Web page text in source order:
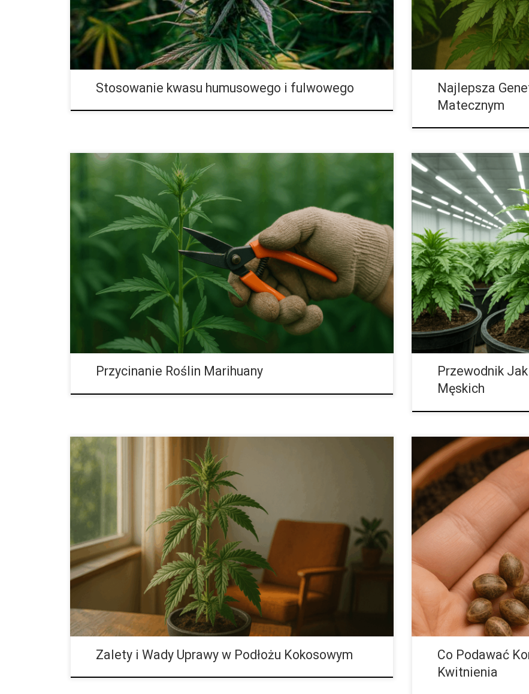
humusowy od kwasu fulwowego, jak stosować […]
Stosowanie kwasu humusowego i fulwowego
siewkami, zasady świadomej
Najlepsza
Matecznym
Przycinanie konopi – trening wysokostresowy (HST) kontra umiarkowane metody
Przycinanie konopi to jeden z najważniejszych elementów pielęgnacji, który wpływa
na zdrowie roślin i wielkość plonów. Umiejętne stosowanie technik defoliacji
umożliwia lepsze wykorzystanie światła, poprawia cyrkulację powietrza i pozwala
roślinie skoncentrować energię na produkcji większych i bardziej aromatycznych
kwiatów. W uprawach stosuje się zarówno umiarkowane, bezpieczne metody, jak i
bardziej zaawansowane techniki treningu wysokostresowego (HST). W artykule
porównamy różne podejścia, wskażemy […]
Przycinanie Roślin Marihuany
Płeć roślin: kompletny
początkujący hodowca zdaje
siebie to jeden z kluczowych
najbardziej pożądane,
aktywne. Rośliny męskie
poprzez zapylenie samic.
efektywną selekcję […]
Przewodnik
Męskich
Zalety i Wady Uprawy w Kokosowym Podłożu Coco Coir Wielu hodowców
hydroponicznych i glebowych wybiera włókno kokosowe (coco coir) z różnych
powodów. Aby jednak osiągnąć dobre efekty, trzeba zwracać uwagę na istotne
szczegóły. Kluczowe znaczenie ma sposób produkcji podłoża, jego właściwości
oraz odpowiednie nawożenie. Zarządzanie składnikami odżywczymi jest szczególnie
ważne w przypadku coco coir. W tym artykule przybliżymy wszystkie niezbędne
informacje dotyczące tego medium oraz wyjaśnimy, jak właściwe nawozy pomagają
[…]
Zalety i Wady Uprawy w Podłożu Kokosowym
Co Podawać Konopiom w
Smaczniejsze i Mocniejsze
cała praca hodowcy może
zmarnowana. To czas, w
liści i pędów, a całą swoją
najwyższe stężenia
moc, aromat i […]
Co Podawać
Kwitnienia